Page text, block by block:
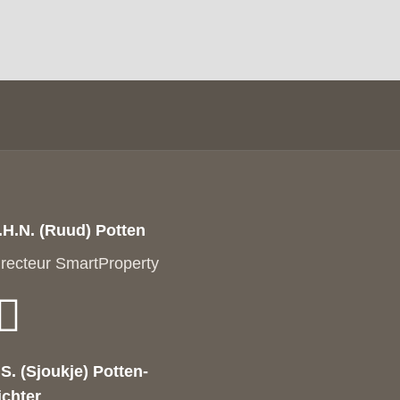
(Ruud) Potten
SmartProperty
(Sjoukje) Potten-